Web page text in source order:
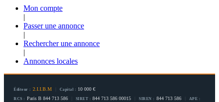
Mon compte
|
Passer une annonce
|
Rechercher une annonce
|
Annonces locales
Éditeur : 2.I.I.B.M Capital : 10 000 €
RCS : Paris B 844 713 586 SIRET : 844 713 586 00015 SIREN : 844 713 586 APE :